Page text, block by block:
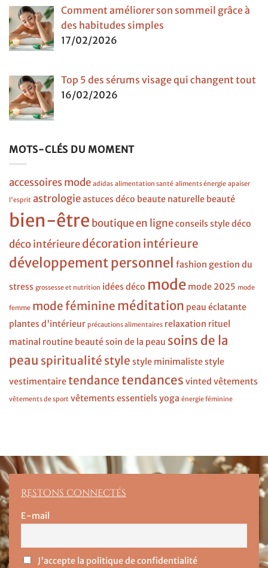
Comment améliorer son sommeil grâce à
des habitudes simples
17/02/2026
Top 5 des sérums visage qui changent tout
16/02/2026
MOTS-CLÉS DU MOMENT
accessoires mode adidas alimentation santé aliments énergie apaiser
l'esprit astrologieastuces déco beaute naturelle beauté
bien-être boutique en ligneconseils styledéco
déco intérieuredécoration intérieure
développement personnel fashion gestion du
stress grossesse et nutrition idées déco mode mode 2025 mode
femme mode féminine méditation peau éclatante
plantes d'intérieur précautions alimentaires relaxation rituel
matinal routine beautésoin de la peau soins de la
peau spiritualité style style minimalistestyle
vestimentairetendancetendances vinted vêtements
vêtements de sport vêtements essentielsyoga énergie féminine
Restons connectés
E-mail
J'accepte la politique de confidentialité